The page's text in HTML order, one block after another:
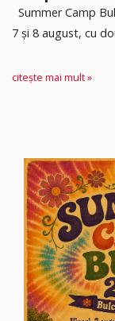
Summer Camp
7 și 8 august, cu
citește mai mult »